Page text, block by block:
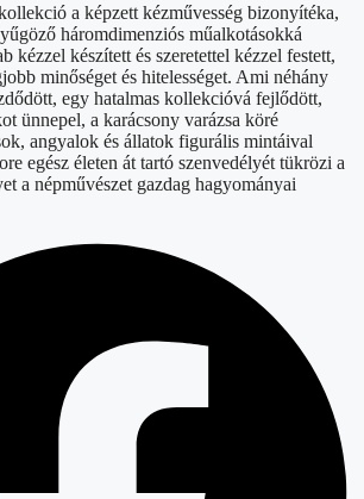
a képzett kézművesség bizonyítéka,
háromdimenziós műalkotásokká
kézzel készített és szeretettel kézzel festett,
minőséget és hitelességet. Ami néhány
egy hatalmas kollekcióvá fejlődött,
ünnepel, a karácsony varázsa köré
angyalok és állatok figurális mintáival
egész életen át tartó szenvedélyét tükrözi a
a népművészet gazdag hagyományai